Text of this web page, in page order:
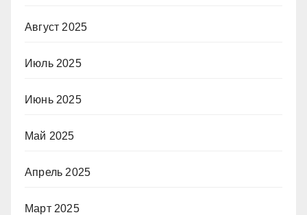
Август 2025
Июль 2025
Июнь 2025
Май 2025
Апрель 2025
Март 2025